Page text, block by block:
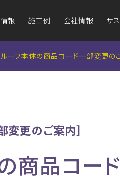
報 施工例 会社情報 サ
（屋根材）
商品ラインナップ
商品の特長
（屋根材）
施工例一覧
事業拠点
地域との関わり
なぜ金属が選ばれるの？
防耐
S造
ーフ本体の商品コード一部変更の
変更のご案内］
商品コー